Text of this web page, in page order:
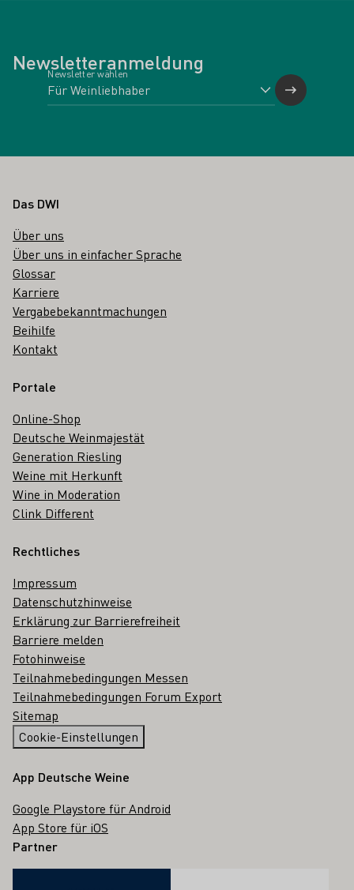
Newsletteranmeldung
Newsletter wählen
Fußbereich
Das DWI
Über uns
Über uns in einfacher Sprache
Glossar
Karriere
Vergabebekanntmachungen
Beihilfe
Kontakt
Portale
Online-Shop
Deutsche Weinmajestät
Generation Riesling
Weine mit Herkunft
Wine in Moderation
Clink Different
Rechtliches
Impressum
Datenschutzhinweise
Erklärung zur Barrierefreiheit
Barriere melden
Fotohinweise
Teilnahmebedingungen Messen
Teilnahmebedingungen Forum Export
Sitemap
Cookie-Einstellungen
App Deutsche Weine
Google Playstore für Android
App Store für iOS
Partner